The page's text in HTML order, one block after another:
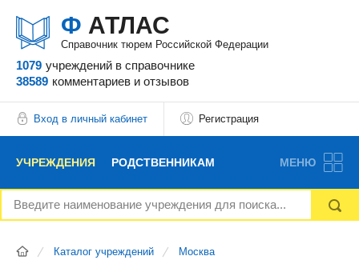
Ф АТЛАС
Справочник тюрем Российской Федерации
1079 учреждений в справочнике
38589 комментариев и отзывов
Вход в личный кабинет Регистрация
УЧРЕЖДЕНИЯ РОДСТВЕННИКАМ
НОВОСТИ БЛОГ АДВОКАТЫ
МЕНЮ
Каталог учреждений Москва